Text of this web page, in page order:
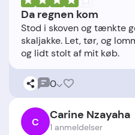
Da regnen kom
Stod i skoven og tænkte
skaljakke. Let, tør, og
0
C Carine Nzayaha
1 anmeldelser